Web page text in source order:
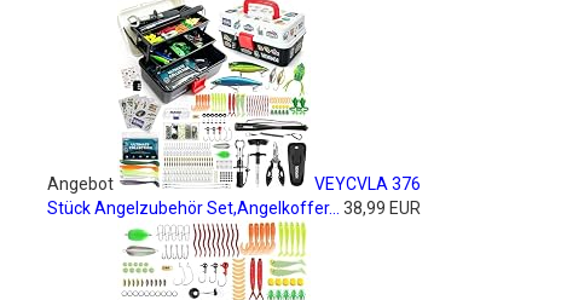
Angebot
VEYCVLA 376
Stück Angelzubehör Set,Angelkoffer...
38,99 EUR